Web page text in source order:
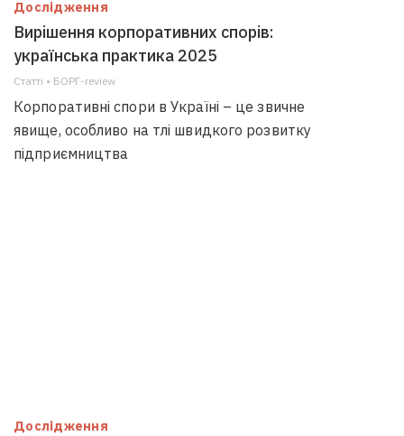
Дослідження
Вирішення корпоративних спорів:
українська практика 2025
Статті • БОРГ-review
Корпоративні спори в Україні – це звичне
явище, особливо на тлі швидкого розвитку
підприємництва
Дослідження